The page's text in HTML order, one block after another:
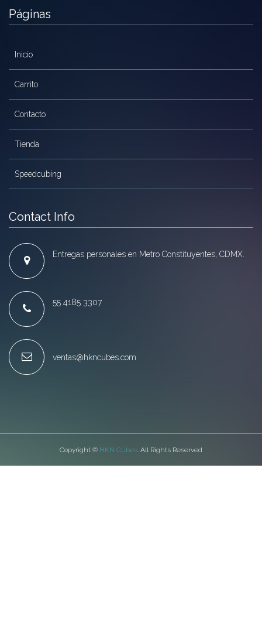
Páginas
Inicio
Carrito
Contacto
Tienda
Speedcubing
Contact Info
Entregas personales en Metro Constituyentes, CDMX.
55 4185 3307
ventas@hkncubes.com
Copyright © HKN Cubes. All Rights Reserved